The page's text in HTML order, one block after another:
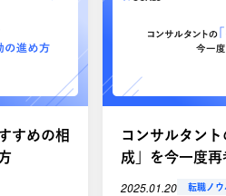
すめの相
コンサルタン
成」を今一度
2025.01.20 転職ノウ